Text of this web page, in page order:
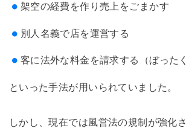
架空の経費を作り売上をごまかす
別人名義で店を運営する
客に法外な料金を請求する（ぼった
といった手法が用いられていました。
しかし、現在では風営法の規制が強化